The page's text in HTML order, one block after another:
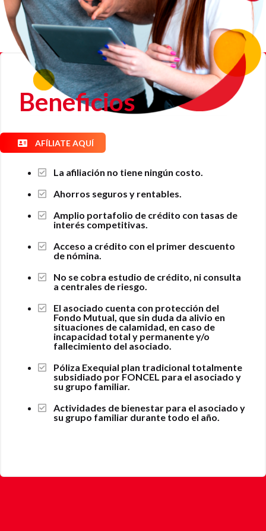
AFÍLIATE AQUÍ
Beneficios
La afiliación no tiene ningún costo.
Ahorros seguros y rentables.
Amplio portafolio de crédito con tasas de
interés competitivas.
Acceso a crédito con el primer descuento
de nómina.
No se cobra estudio de crédito, ni consulta
a centrales de riesgo.
El asociado cuenta con protección del
Fondo Mutual, que sin duda da alivio en
situaciones de calamidad, en caso de
incapacidad total y permanente y/o
fallecimiento del asociado.
Póliza Exequial plan tradicional totalmente
subsidiado por FONCEL para el asociado y
su grupo familiar.
Actividades de bienestar para el asociado y
su grupo familiar durante todo el año.